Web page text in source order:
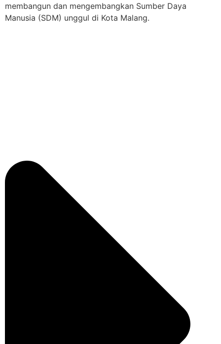
membangun dan mengembangkan Sumber Daya
Manusia (SDM) unggul di Kota Malang.